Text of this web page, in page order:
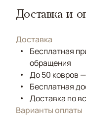
Доставка и
Доставка
Бесплатная
обращения
До 50 ковров
Бесплатная
Доставка по
Варианты оплаты